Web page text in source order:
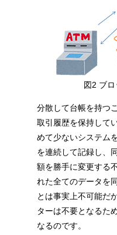
図2 ブ
分散して台帳を持つ
取引履歴を保持して
めて少ないシステム
を連続して記録し、
額を勝手に変更する
れた全てのデータを
とは事実上不可能だ
ターは不要となるた
なるのです。